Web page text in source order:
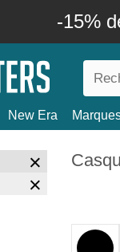
-15%
New Era